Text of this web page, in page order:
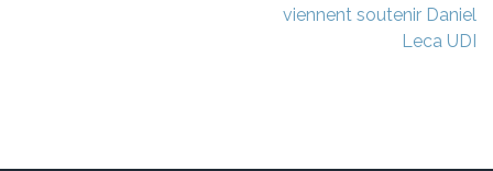
viennent soutenir Daniel
Leca UDI